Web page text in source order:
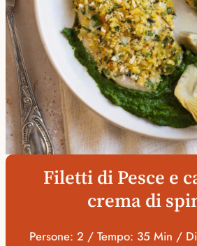
Filetti di Pesce e
crema di
Persone: 2 / Tempo: 35 Min /